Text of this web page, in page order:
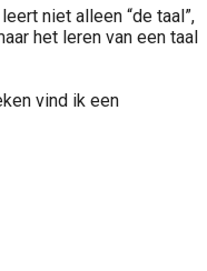
niet alleen “de taal”,
het leren van een taal
vind ik een